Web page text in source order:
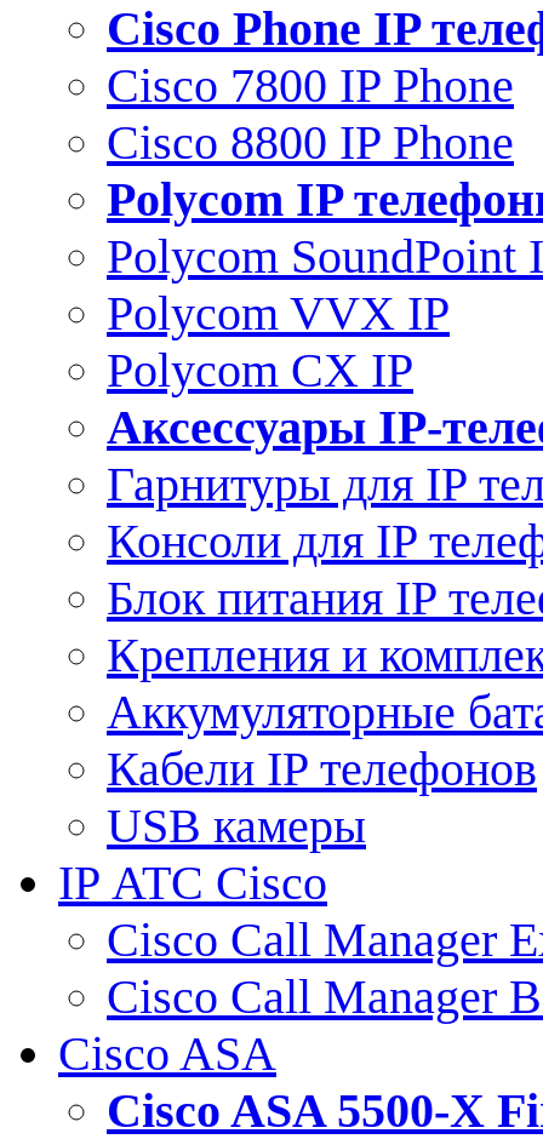
Сisco Phone IP
Cisco 7800 IP Phone
Cisco 8800 IP Phone
Polycom IP
Polycom SoundPoint
Polycom VVX IP
Polycom CX IP
Аксессуары IP-
Гарнитуры для IP
Консоли для IP
Блок питания IP
Крепления и
Аккумуляторные
Кабели IP телефонов
USB камеры
IP АТС Cisco
Cisco Call Manager
Cisco Call Manager
Cisco ASA
Cisco ASA 5500-X